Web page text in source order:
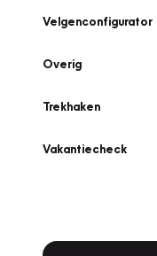
Velgenconfigurator
Overig
Trekhaken
Vakantiecheck